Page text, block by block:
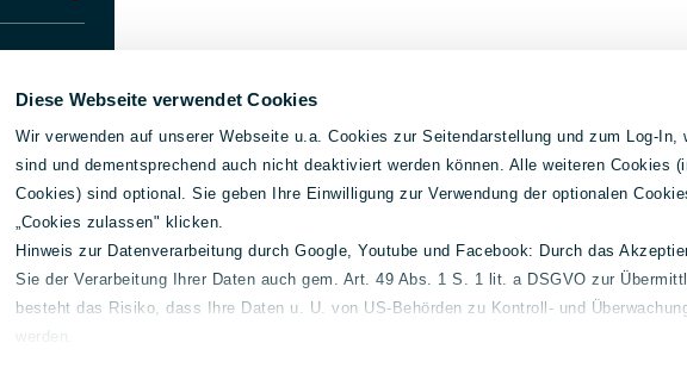
Diese Webseite verwendet Cookies
Wir verwenden auf unserer Webseite u.a. Cookies zur Seitendarstellung und zum Log-In,
sind und dementsprechend auch nicht deaktiviert werden können. Alle weiteren Cookies
Cookies) sind optional. Sie geben Ihre Einwilligung zur Verwendung der optionalen
„Cookies zulassen" klicken.
Hinweis zur Datenverarbeitung durch Google, Youtube und Facebook: Durch das
Sie der Verarbeitung Ihrer Daten auch gem. Art. 49 Abs. 1 S. 1 lit. a DSGVO zur
besteht das Risiko, dass Ihre Daten u. U. von US-Behörden zu Kontroll- und
werden.
140.000 km